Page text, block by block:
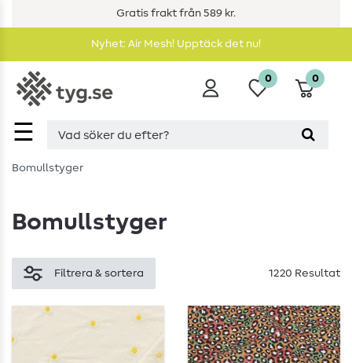
Gratis frakt från 589 kr.
Nyhet: Air Mesh! Upptäck det nu!
☰
0 0
Bomullstyger
Bomullstyger
Filtrera & sortera 1220 Resultat